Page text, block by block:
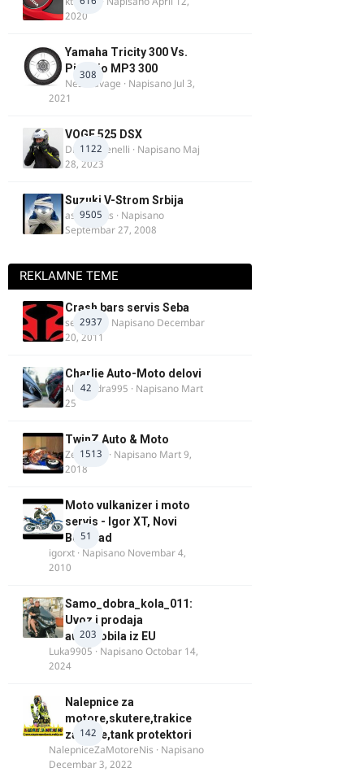
2020
308
Yamaha Tricity 300 Vs.
Piaggio MP3 300
Nesasavage · Napisano Jul 3,
2021
1122
VOGE 525 DSX
DraganBenelli · Napisano Maj
28, 2023
9505
Suzuki V-Strom Srbija
aspirinikus · Napisano
Septembar 27, 2008
REKLAMNE TEME
2937
Crash bars servis Seba
seba011 · Napisano Decembar
20, 2011
42
Charlie Auto-Moto delovi
Alexandra995 · Napisano Mart
25
1513
TwinZ Auto & Moto
Zeljkamp · Napisano Mart 9,
2018
51
Moto vulkanizer i moto
servis - Igor XT, Novi
Beograd
igorxt · Napisano Novembar 4,
2010
203
Samo_dobra_kola_011:
Uvoz i prodaja
automobila iz EU
Luka9905 · NapisanoOctobar 14,
2024
142
Nalepnice za
motore,skutere,trakice
za felne,tank protektori
NalepniceZaMotoreNis · Napisano
Decembar 3, 2022